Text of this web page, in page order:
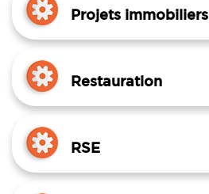
Projets immobiliers
Restauration
RSE